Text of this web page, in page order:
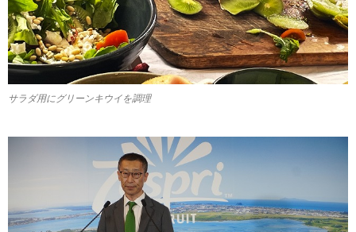
サラダ用にグリーンキウイを調理